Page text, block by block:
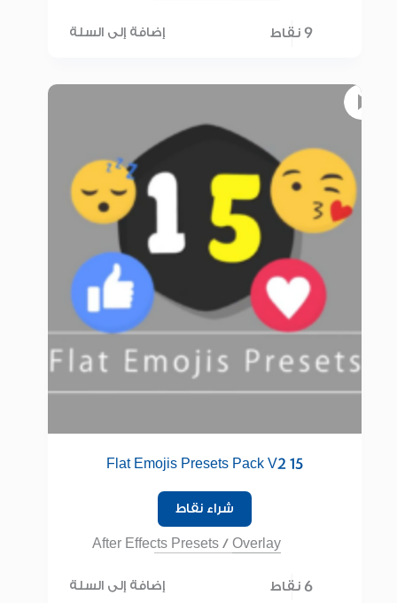
9 نقاط إضافة إلى السلة
15 Flat Emojis Presets Pack V2
شراء نقاط
After Effects Presets /Overlay
6 نقاط إضافة إلى السلة